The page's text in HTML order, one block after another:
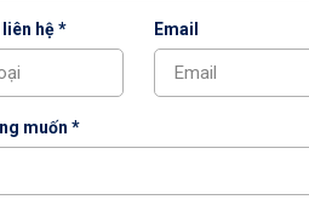
hệ * Email
muốn *